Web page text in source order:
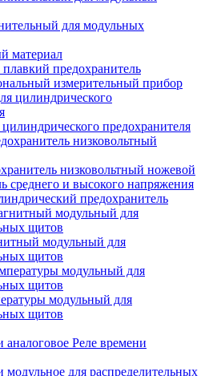
для модульных
материал
предохранитель
измерительный прибор
предохранителя
низковольтный ножевой
среднего и высокого напряжения
предохранитель
модульный для
щитов
модульный для
щитов
Реле времени